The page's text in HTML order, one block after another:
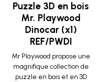
Puzzle 3D en bois
Mr. Playwood
Dinocar (x1)
REF/PWDI
Mr Playwood propose une
magnifique collection de
puzzle en bois et en 3D